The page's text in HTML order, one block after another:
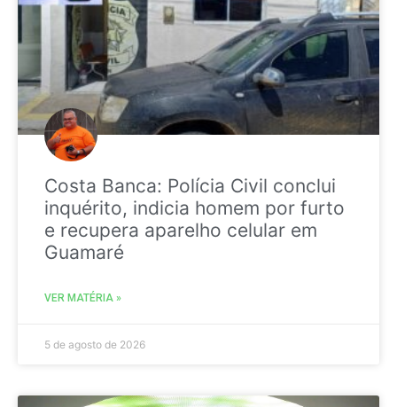
Costa Banca: Polícia Civil conclui
inquérito, indicia homem por furto
e recupera aparelho celular em
Guamaré
VER MATÉRIA »
5 de agosto de 2026